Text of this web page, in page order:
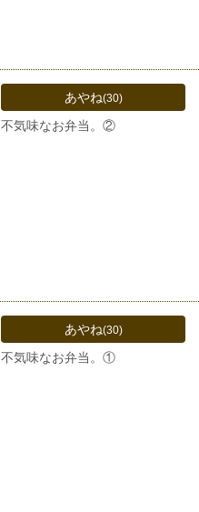
あやね(30)
不気味なお弁当。②
あやね(30)
不気味なお弁当。①